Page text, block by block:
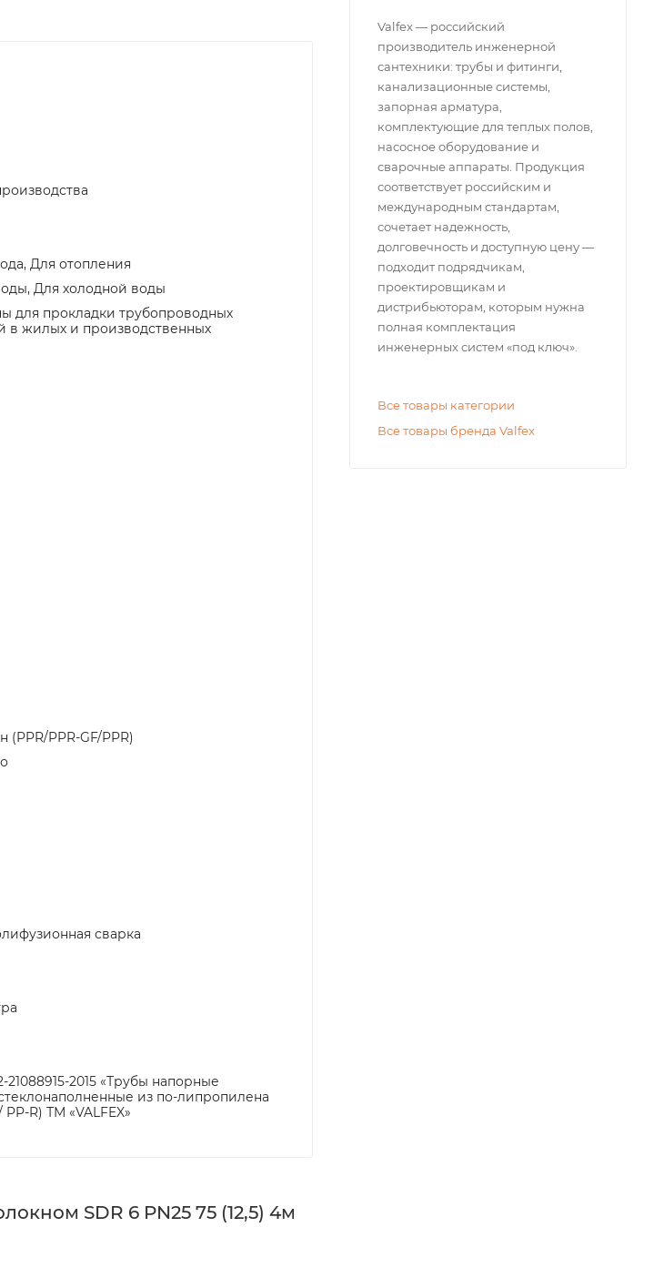
Для отопления
Для холодной воды
для прокладки трубопроводных
в жилых и производственных
PPR-GF/PPR)
сварка
21088915-2015 «Трубы напорные
из по-липропилена
PP-R) ТМ «VALFEX»
SDR 6 PN25 75 (12,5) 4м
Valfex — российский
производитель инженерной
сантехники: трубы и фитинги,
канализационные системы,
запорная арматура,
комплектующие для теплых полов,
насосное оборудование и
сварочные аппараты. Продукция
соответствует российским и
международным стандартам,
сочетает надежность,
долговечность и доступную цену —
подходит подрядчикам,
проектировщикам и
дистрибьюторам, которым нужна
полная комплектация
инженерных систем «под ключ».
Все товары категории
Все товары бренда Valfex